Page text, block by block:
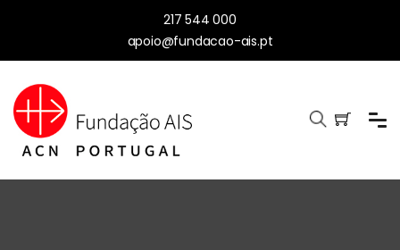
217 544 000
apoio@fundacao-ais.pt